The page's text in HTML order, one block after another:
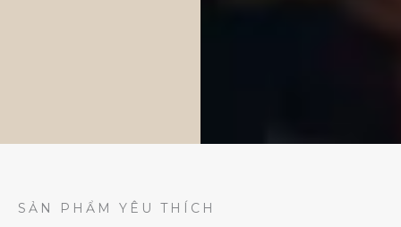
SẢN PHẨM YÊU THÍCH